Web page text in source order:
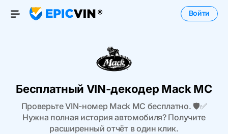
Open Menu
Войти
Бесплатный VIN-декодер Mack MC
Проверьте VIN-номер Mack MC бесплатно. 🛡️✅
Нужна полная история автомобиля? Получите
расширенный отчёт в один клик.